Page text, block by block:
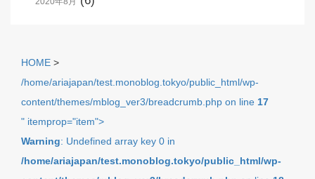
HOME >
/home/ariajapan/test.monoblog.tokyo/public_html/wp-
content/themes/mblog_ver3/breadcrumb.php on line 17
" itemprop="item">
Warning: Undefined array key 0 in
/home/ariajapan/test.monoblog.tokyo/public_html/wp-